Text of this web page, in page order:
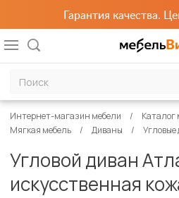
Гарантия качества.
Интернет-магазин мебели
Каталог
Мягкая мебель
Диваны Угловые
Угловой диван
искусственная